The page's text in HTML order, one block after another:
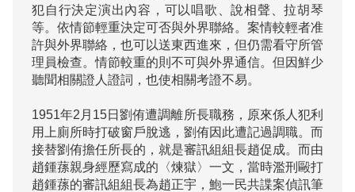
犯自行決定演出內容，可以唱歌、說相聲、拉胡琴
等。依情節輕重決定可否與外界聯絡。案情較輕者准
許與外界聯絡，也可以送東西進來，但仍需看守所管
理員檢查。情節較重的則不可與外界通信。但因鮮少
聽聞相關證人證詞，也使相關考證不易。
1951年2月15日劉侑遭調離所長職務，原來係人犯利
用上廁所時打破窗戶脫逃，劉侑因此遭記過調職。而
接替劉侑擔任所長的，就是審訊組組長趙促成。而由
趙鍾蓀親身經歷寫成的〈煉獄〉一文，當時濫刑毆打
趙鍾蓀的審訊組組長為趙正宇，鮑一民共諜案偵訊筆